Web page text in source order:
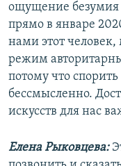
ощущение
прямо в январе
нами этот
режим
потому что
бессмысленно.
искусств для нас
Елена Рыковцева: